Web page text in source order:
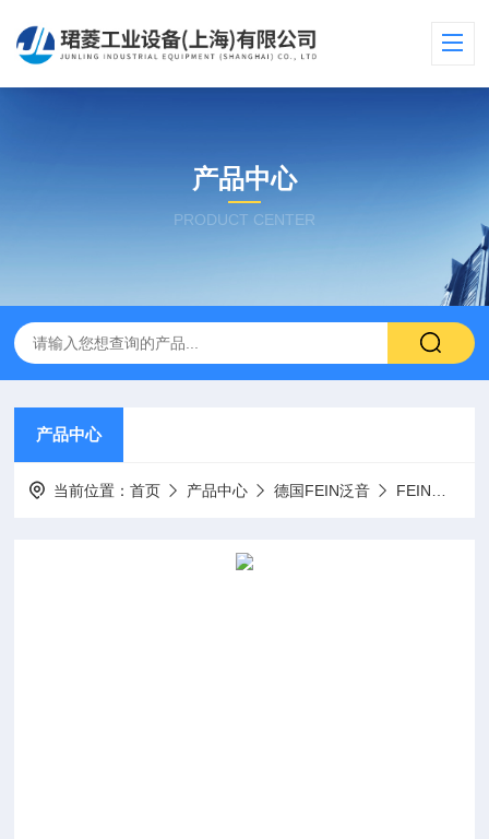
产品中心
PRODUCT CENTER
产品中心
当前位置：首页 产品中心 德国FEIN泛音 FEIN电动工具